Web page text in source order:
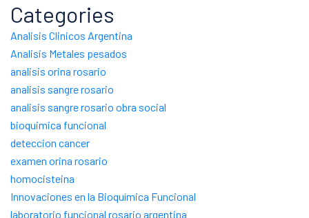
Categories
Analisis Clinicos Argentina
Analisis Metales pesados
analisis orina rosario
analisis sangre rosario
analisis sangre rosario obra social
bioquimica funcional
deteccion cancer
examen orina rosario
homocisteina
Innovaciones en la Bioquímica Funcional
laboratorio funcional rosario argentina